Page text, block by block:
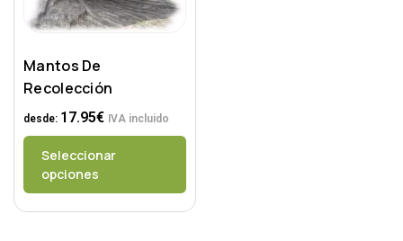
Mantos De
Recolección
desde: 17.95€ IVA incluido
Seleccionar
opciones